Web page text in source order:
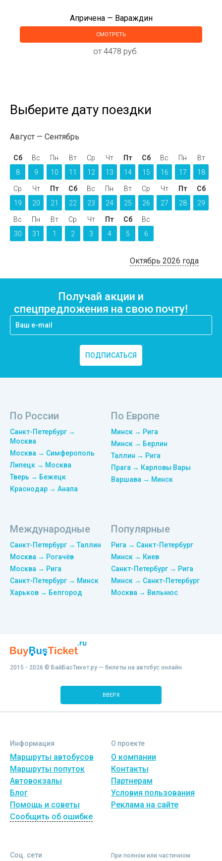
Апричена — Вараждин
СМОТРЕТЬ
от 4478 руб.
Выберите дату поездки
Август Сентябрь
Сб
8
Вс
9
Пн
10
Вт
11
Ср
12
Чт
13
Пт
14
Сб
15
Вс
16
Пн
17
Вт
18
Ср
19
Чт
20
Пт
21
Сб
22
Вс
23
Пн
24
Вт
25
Ср
26
Чт
27
Пт
28
Сб
29
Вс
30
Пн
31
Вт
1
Ср
2
Чт
3
Пт
4
Сб
5
Вс
6
Октябрь 2026 года
Получай акции и
спецпредложения на свою почту!
ПОДПИСАТЬСЯ
По России
Санкт-Петербург →
Москва
Москва → Симферополь
Липецк → Москва
Тверь → Бежецк
Краснодар → Анапа
По Европе
Минск → Рига
Минск → Берлин
Таллин → Рига
Прага → Карловы Вары
Варшава → Минск
Международные
Санкт-Петербург → Таллин
Москва → Рогачёв
Москва → Рига
Санкт-Петербург → Минск
Харьков → Белгород
Популярные
Рига → Санкт-Петербург
Минск → Киев
Санкт-Петербург → Рига
Минск → Санкт-Петербург
Москва → Вильнюс
2015 - 2026 © БайБасТикет.ру — билеты на автобус онлайн.
ВВЕРХ
Информация
Маршруты автобусов
Маршруты попуток
Автовокзалы
Блог
Помощь и советы
Сообщить об ошибке
О проекте
О компании
Контакты
Партнерам
Условия пользования
Реклама на сайте
Соц. сети При полном или частичном